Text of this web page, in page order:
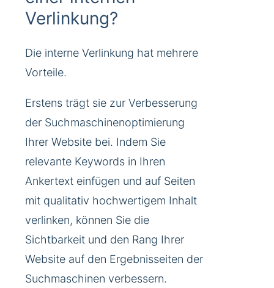
Verlinkung?
Die interne Verlinkung hat mehrere
Vorteile.
Erstens trägt sie zur Verbesserung
der Suchmaschinenoptimierung
Ihrer Website bei. Indem Sie
relevante Keywords in Ihren
Ankertext einfügen und auf Seiten
mit qualitativ hochwertigem Inhalt
verlinken, können Sie die
Sichtbarkeit und den Rang Ihrer
Website auf den Ergebnisseiten der
Suchmaschinen verbessern.